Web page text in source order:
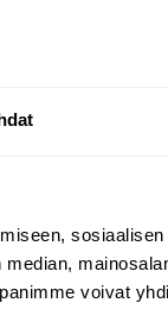
voivat
Katso millaisia